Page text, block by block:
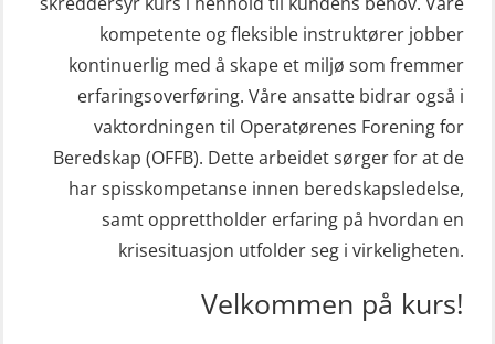
(ABSBLE010)
Kondisjonstest (OSC151)
Ledertrening i beredskap og
krisehåndtering for plattformsjefer
(OER105)
Livbåtfører FF1200 repetisjon
(OSE1431)
simulator (OSE161)
(MBSBLE003)
STCW oppdatering Livbåtfører
redningsfarkoster 8 t – konvensjonell
båt (MSE103)
STCW oppdatering Mann-Over-Bord
(hurtiggående) 16 t m/mørkekjøring
(MSE113)
STCW oppgradering for
dekksoffiserer uten fartstid 66 t
kompetente og fleksible instruktører jobber
kontinuerlig med å skape et miljø som fremmer
erfaringsoverføring. Våre ansatte bidrar også i
vaktordningen til Operatørenes Forening for
Beredskap (OFFB). Dette arbeidet sørger for at de
har spisskompetanse innen beredskapsledelse,
samt opprettholder erfaring på hvordan en
krisesituasjon utfolder seg i virkeligheten.
Velkommen på kurs!